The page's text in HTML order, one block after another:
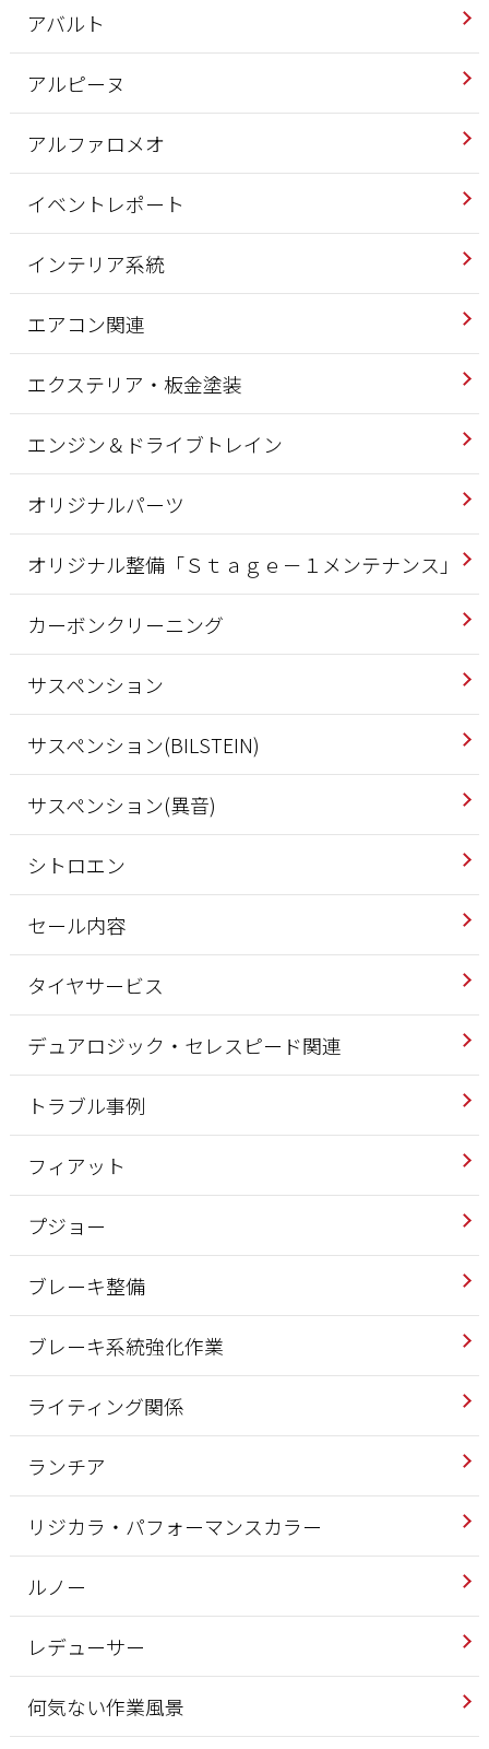
アバルト
アルピーヌ
アルファロメオ
イベントレポート
インテリア系統
エアコン関連
エクステリア・板金塗装
エンジン＆ドライブトレイン
オリジナルパーツ
オリジナル整備「Ｓｔａｇｅ－１メンテナンス」
カーボンクリーニング
サスペンション
サスペンション(BILSTEIN)
サスペンション(異音)
シトロエン
セール内容
タイヤサービス
デュアロジック・セレスピード関連
トラブル事例
フィアット
プジョー
ブレーキ整備
ブレーキ系統強化作業
ライティング関係
ランチア
リジカラ・パフォーマンスカラー
ルノー
レデューサー
何気ない作業風景